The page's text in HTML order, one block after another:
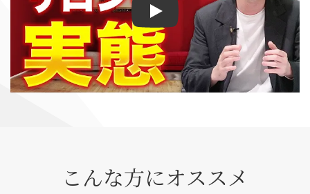
Play
こんな方にオススメ